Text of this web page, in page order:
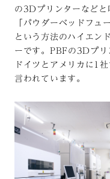
の3Dプリンターなどと
「パウダーベッドフュ
という方法のハイエン
ーです。PBFの3Dプリ
ドイツとアメリカに1
言われています。